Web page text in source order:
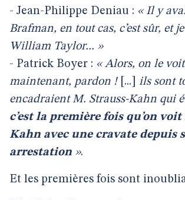
- Jean-Philippe Deniau : « Il y
Brafman, en tout cas, c’est sûr, et
William Taylor... »
- Patrick Boyer : « Alors, on le
maintenant, pardon ![...] ils sont
encadraient M. Strauss-Kahn qui
c’est la première fois qu’on
Kahn avec une cravate depuis
arrestation ».
Et les premières fois sont